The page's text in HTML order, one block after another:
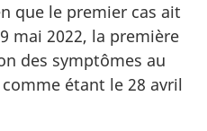
que le premier cas ait
mai 2022, la première
des symptômes au
étant le 28 avril